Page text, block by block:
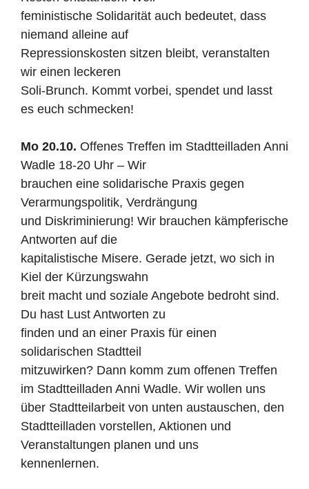
feministische Solidarität auch bedeutet, dass
niemand alleine auf
Repressionskosten sitzen bleibt, veranstalten
wir einen leckeren
Soli-Brunch. Kommt vorbei, spendet und lasst
es euch schmecken!
Mo 20.10. Offenes Treffen im Stadtteilladen Anni
Wadle 18-20 Uhr – Wir
brauchen eine solidarische Praxis gegen
Verarmungspolitik, Verdrängung
und Diskriminierung! Wir brauchen kämpferische
Antworten auf die
kapitalistische Misere. Gerade jetzt, wo sich in
Kiel der Kürzungswahn
breit macht und soziale Angebote bedroht sind.
Du hast Lust Antworten zu
finden und an einer Praxis für einen
solidarischen Stadtteil
mitzuwirken? Dann komm zum offenen Treffen
im Stadtteilladen Anni Wadle. Wir wollen uns
über Stadtteilarbeit von unten austauschen, den
Stadtteilladen vorstellen, Aktionen und
Veranstaltungen planen und uns
kennenlernen.